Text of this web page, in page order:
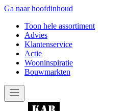
Ga naar hoofdinhoud
Toon hele assortiment
Advies
Klantenservice
Actie
Wooninspiratie
Bouwmarkten